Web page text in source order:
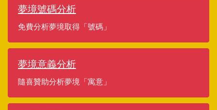
夢境號碼分析
免費分析夢境取得「號碼」
夢境意義分析
隨喜贊助分析夢境「寓意」